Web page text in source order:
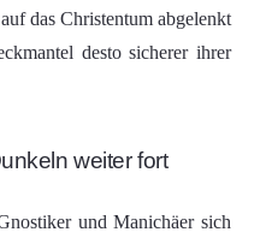
das Christentum abgelenkt
desto sicherer ihrer
weiter fort
und Manichäer sich